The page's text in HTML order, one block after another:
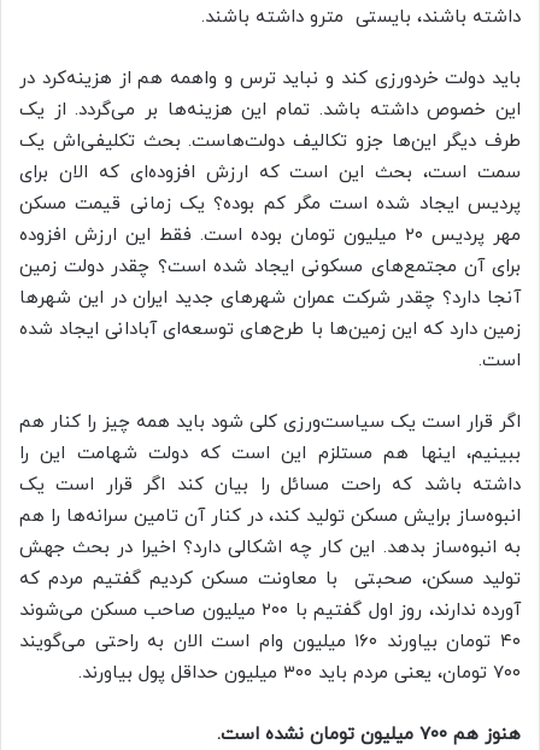
داشته باشند، بایستی مترو داشته باشند.
باید دولت خردورزی کند و نباید ترس و واهمه هم از هزینه‌کرد در
این خصوص داشته باشد. تمام این هزینه‌ها بر می‌گردد. از یک
طرف دیگر این‌ها جزو تکالیف دولت‌هاست. بحث تکلیفی‌اش یک
سمت است، بحث این است که ارزش افزوده‌ای که الان برای
پردیس ایجاد شده است مگر کم بوده؟ یک زمانی قیمت مسکن
مهر پردیس ۲۰ میلیون تومان بوده است. فقط این ارزش افزوده
برای آن مجتمع‌های مسکونی ایجاد شده است؟ چقدر دولت زمین
آنجا دارد؟ چقدر شرکت عمران شهرهای جدید ایران در این شهرها
زمین‌ دارد که این زمین‌ها با طرح‌های توسعه‌ای آبادانی ایجاد شده
است.
اگر قرار است یک سیاست‌ورزی کلی شود باید همه چیز را کنار هم
ببینیم، اینها هم مستلزم این است که دولت شهامت این را
داشته باشد که راحت مسائل را بیان کند اگر قرار است یک
انبوه‌ساز برایش مسکن تولید کند، در کنار آن تامین سرانه‌ها را هم
به انبوه‌ساز بدهد. این کار چه اشکالی دارد؟ اخیرا در بحث جهش
تولید مسکن، صحبتی با معاونت مسکن کردیم گفتیم مردم که
آورده ندارند، روز اول گفتیم با ۲۰۰ میلیون صاحب مسکن می‌شوند
۴۰ تومان بیاورند ۱۶۰ میلیون وام است الان به راحتی می‌گویند
۷۰۰ تومان، یعنی مردم باید ۳۰۰ میلیون حداقل پول بیاورند.
هنوز هم ۷۰۰ میلیون تومان نشده است.